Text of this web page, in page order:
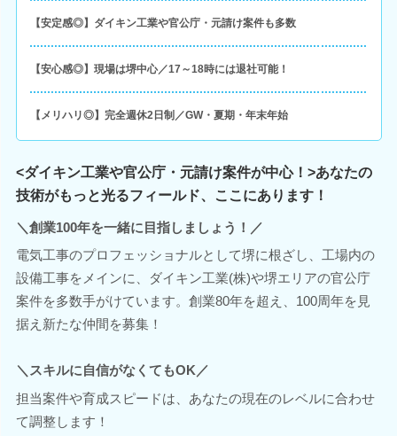
【安定感◎】ダイキン工業や官公庁・元請け案件も多数
【安心感◎】現場は堺中心／17～18時には退社可能！
【メリハリ◎】完全週休2日制／GW・夏期・年末年始
<ダイキン工業や官公庁・元請け案件が中心！>あなたの
技術がもっと光るフィールド、ここにあります！
＼創業100年を一緒に目指しましょう！／
電気工事のプロフェッショナルとして堺に根ざし、工場内の
設備工事をメインに、ダイキン工業(株)や堺エリアの官公庁
案件を多数手がけています。創業80年を超え、100周年を見
据え新たな仲間を募集！
＼スキルに自信がなくてもOK／
担当案件や育成スピードは、あなたの現在のレベルに合わせ
て調整します！